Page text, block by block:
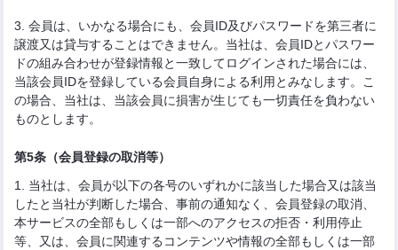
3. 会員は、いかなる場合にも、会員ID及びパスワードを第三者に
譲渡又は貸与することはできません。当社は、会員IDとパスワー
ドの組み合わせが登録情報と一致してログインされた場合には、
当該会員IDを登録している会員自身による利用とみなします。こ
の場合、当社は、当該会員に損害が生じても一切責任を負わない
ものとします。
第5条（会員登録の取消等）
1. 当社は、会員が以下の各号のいずれかに該当した場合又は該当
したと当社が判断した場合、事前の通知なく、会員登録の取消、
本サービスの全部もしくは一部へのアクセスの拒否・利用停止
等、又は、会員に関連するコンテンツや情報の全部もしくは一部